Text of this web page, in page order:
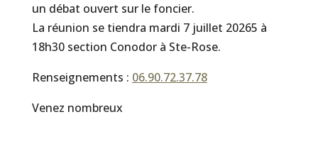
un débat ouvert sur le foncier.
La réunion se tiendra mardi 7 juillet 20265 à
18h30 section Conodor à Ste-Rose.
Renseignements : 06.90.72.37.78
Venez nombreux